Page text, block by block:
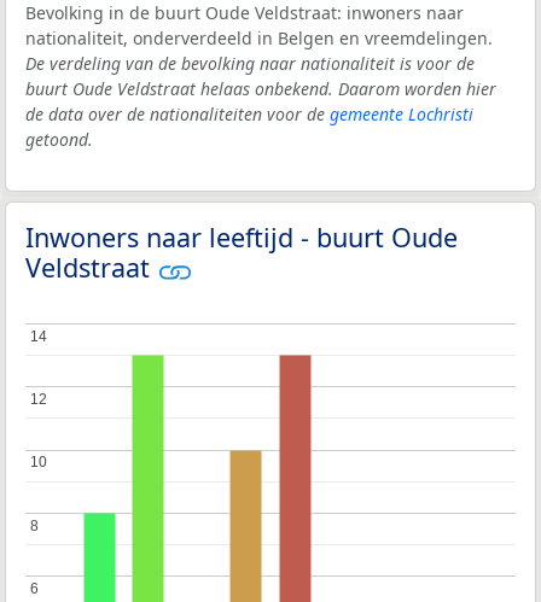
Bevolking in de buurt Oude Veldstraat: inwoners naar
nationaliteit, onderverdeeld in Belgen en vreemdelingen.
De verdeling van de bevolking naar nationaliteit is voor de
buurt Oude Veldstraat helaas onbekend. Daarom worden hier
de data over de nationaliteiten voor de gemeente Lochristi
getoond.
Inwoners naar leeftijd - buurt Oude
Veldstraat
6
6
8
8
10
10
12
12
14
14